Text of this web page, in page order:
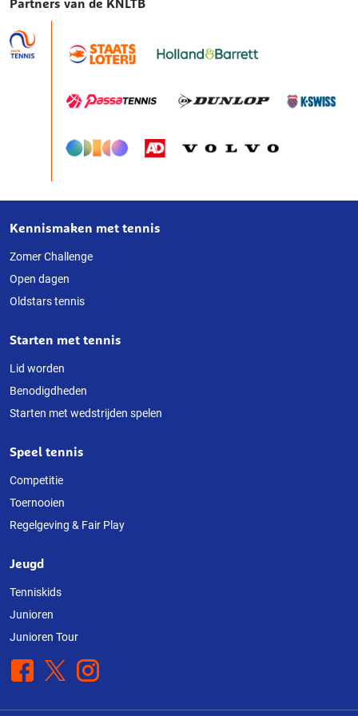
Over
deze
website
Kennismaken met tennis
Zomer Challenge
Open dagen
Oldstars tennis
Starten met tennis
Lid worden
Benodigdheden
Starten met wedstrijden spelen
Speel tennis
Competitie
Toernooien
Regelgeving & Fair Play
Jeugd
Tenniskids
Junioren
Junioren Tour
Facebook
X Instagram